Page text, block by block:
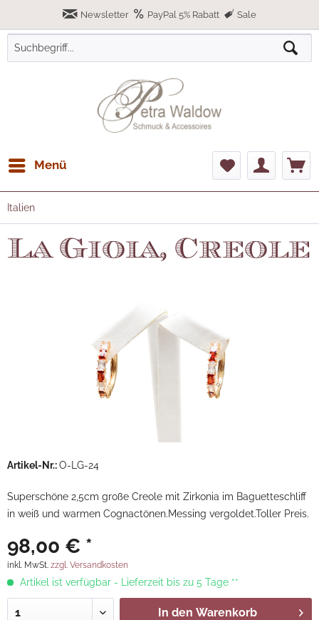
Newsletter PayPal 5% Rabatt Sale
Menü
Italien
La Gioia, Creole
Artikel-Nr.:O-LG-24
Superschöne 2,5cm große Creole mit Zirkonia im Baguetteschliff
in weiß und warmen Cognactönen.Messing vergoldet.Toller Preis.
98,00 € *
inkl. MwSt. zzgl. Versandkosten
Artikel ist verfügbar - Lieferzeit bis zu 5 Tage **
In den Warenkorb